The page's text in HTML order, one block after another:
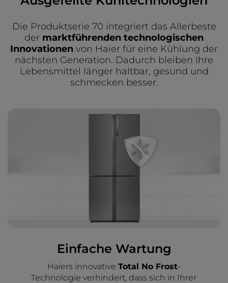
Die Produktserie 70 integriert das Allerbeste
der marktführenden technologischen
Innovationen von Haier für eine Kühlung der
nächsten Generation. Dadurch bleiben Ihre
Lebensmittel länger haltbar, gesund und
schmecken besser.
Einfache Wartung
Haiers innovative Total No Frost-
Technologie verhindert, dass sich in Ihrer